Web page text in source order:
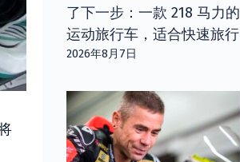
了下一步：一款 218 马力的
运动旅行车，适合快速旅行
2026年8月7日